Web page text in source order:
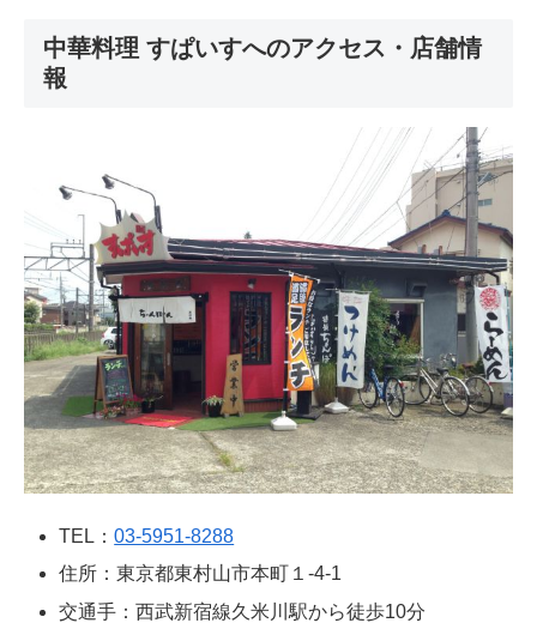
中華料理 すぱいすへのアクセス・店舗情
報
TEL：03-5951-8288
住所：東京都東村山市本町１-4-1
交通手：西武新宿線久米川駅から徒歩10分